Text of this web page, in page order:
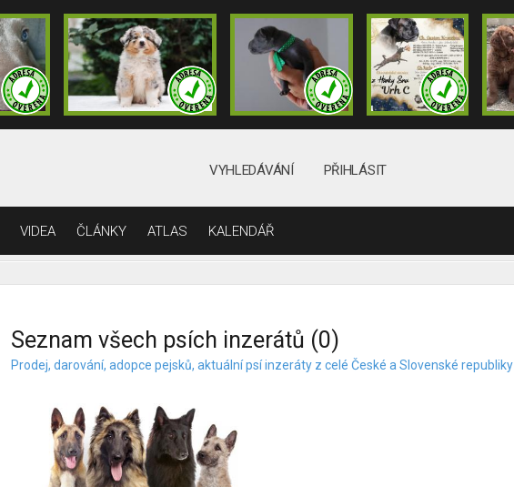
VYHLEDÁVÁNÍ PŘIHLÁSIT
VIDEA ČLÁNKY ATLAS KALENDÁŘ
Seznam všech psích inzerátů (0)
Prodej, darování, adopce pejsků, aktuální psí inzeráty z celé České a Slovenské republiky